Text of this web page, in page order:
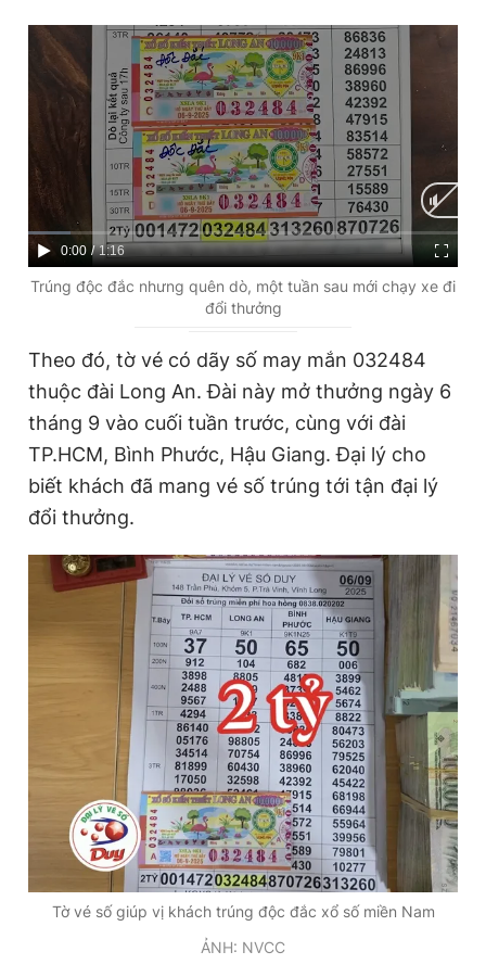
Đặt báo Quảng cáo RSS Tòa soạn Chính sách bảo
Tổng biên tập: Nguyễn Ngọc Toàn
Phó tổng biên tập thường trực: Hải Thành
Phó tổng biên tập: Lâm Hiếu Dũng
Phó tổng biên tập: Trần Việt Hưng
Tổng thư ký tòa soạn: Đức Trung
Giấy phép xuất bản số 110/GP - BTTTT cấp ngày 24.3.2020
© 2003-2026 Bản quyền thuộc về Báo Thanh Niên. Cấm sao
chép dưới mọi hình thức nếu không có sự chấp thuận bằng văn
bản. Phát triển bởi ePi Technologies, JSC.
C
u
e
t
i
e
0:00 / D
u
o
n
1:16
Trúng độc đắc nhưng quên dò, một tuần sau mới chạy xe đi
đổi thưởng
Theo đó, tờ vé có dãy số may mắn 032484
thuộc đài Long An. Đài này mở thưởng ngày 6
tháng 9 vào cuối tuần trước, cùng với đài
TP.HCM, Bình Phước, Hậu Giang. Đại lý cho
biết khách đã mang vé số trúng tới tận đại lý
đổi thưởng.
Tờ vé số giúp vị khách trúng độc đắc xổ số miền Nam
ẢNH: NVCC